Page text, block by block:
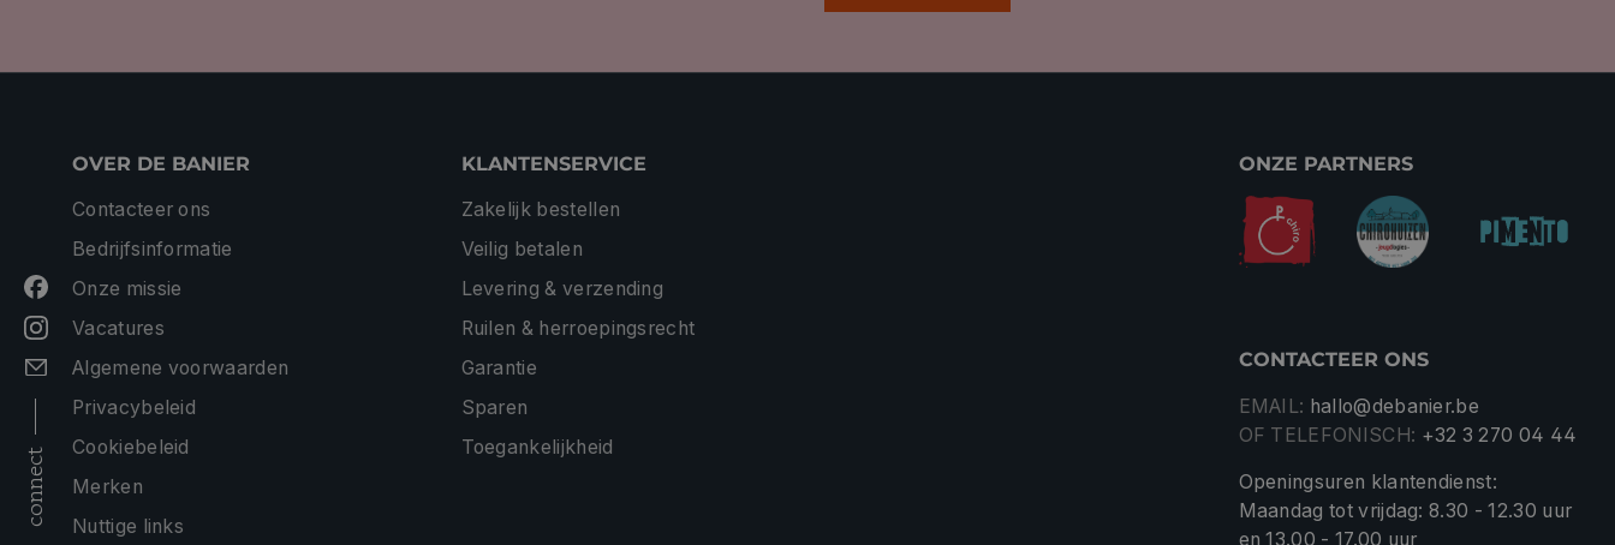
connect
OVER DE BANIER
Contacteer ons
Bedrijfsinformatie
Onze missie
Vacatures
Algemene voorwaarden
Privacybeleid
Cookiebeleid
Merken
Nuttige links
KLANTENSERVICE
Zakelijk bestellen
Veilig betalen
Levering & verzending
Ruilen & herroepingsrecht
Garantie
Sparen
Toegankelijkheid
ONZE PARTNERS
CONTACTEER ONS
EMAIL: hallo@debanier.be
OF TELEFONISCH: +32 3 270 04 44
Openingsuren klantendienst:
Maandag tot vrijdag: 8.30 - 12.30 uur
en 13.00 - 17.00 uur